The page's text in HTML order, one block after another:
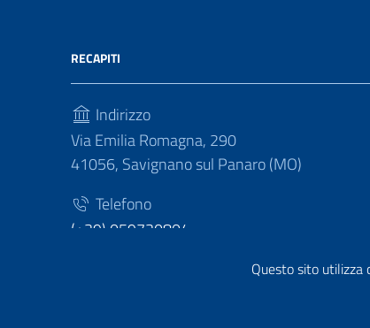
Questo sito utilizza
RECAPITI
Indirizzo
Via Emilia Romagna, 290
41056, Savignano sul Panaro (MO)
Telefono
(+39) 059730804